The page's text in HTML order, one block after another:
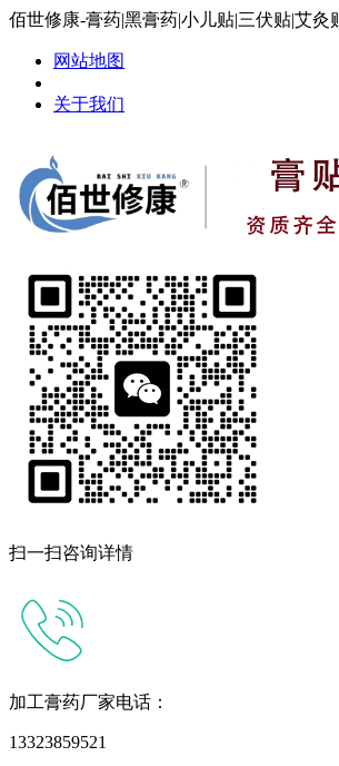
佰世修康-膏药|黑膏药|小儿贴|三伏贴|艾
网站地图
关于我们
扫一扫咨询详情
加工膏药厂家电话：
13323859521